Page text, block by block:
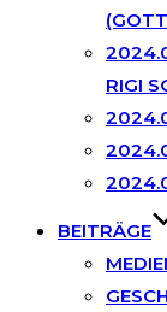
RIGI
BEITRÄGE